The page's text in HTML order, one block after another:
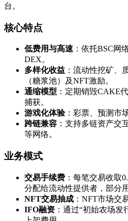
台。
核心特点
低费用与高速 ：依托BSC网
DEX。
多样化收益 ：流动性挖矿、
（糖浆池）及NFT激励。
通缩模型 ：定期销毁CAKE
捕获。
游戏化体验：彩票、预测市
跨链兼容 ：支持多链资产交
等网络。
业务模式
交易手续费 ：每笔交易收取
分配给流动性提供者，部分
NFT交易抽成 ：NFT市场交
IFO融资 ：通过“初始农场